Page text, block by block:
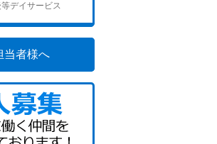
デイサービス
当者様へ